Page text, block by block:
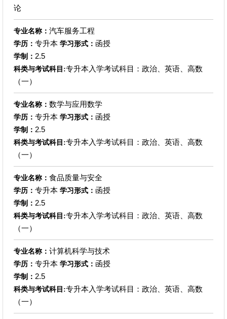
论
专业名称： 汽车服务工程
学历： 专升本 学习形式： 函授
学制： 2.5
科类与考试科目:专升本入学考试科目：政治、英语、高数
（一）
专业名称： 数学与应用数学
学历： 专升本 学习形式： 函授
学制： 2.5
科类与考试科目:专升本入学考试科目：政治、英语、高数
（一）
专业名称： 食品质量与安全
学历： 专升本 学习形式： 函授
学制： 2.5
科类与考试科目:专升本入学考试科目：政治、英语、高数
（一）
专业名称： 计算机科学与技术
学历： 专升本 学习形式： 函授
学制： 2.5
科类与考试科目:专升本入学考试科目：政治、英语、高数
（一）